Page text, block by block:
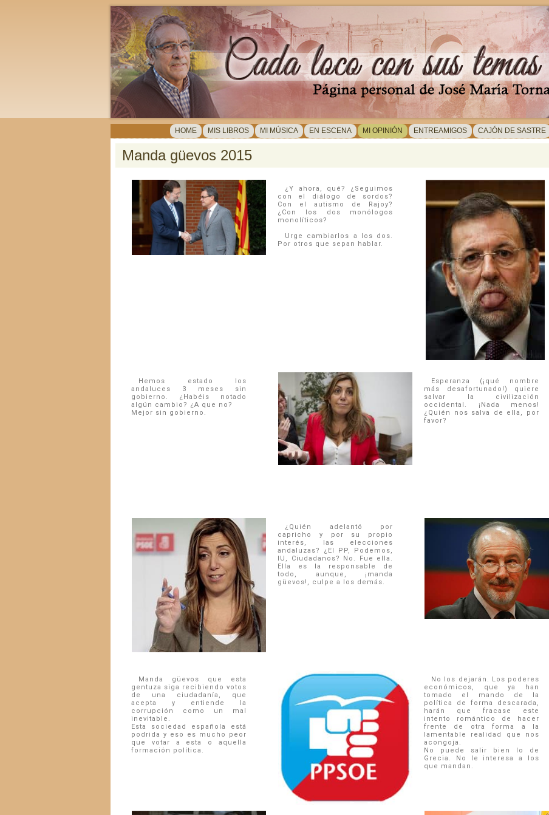
HOME MIS LIBROS MI MÚSICA EN ESCENA MI OPINIÓN ENTREAMIGOS CAJÓN DE SASTRE
Manda güevos 2015
¿Y ahora, qué? ¿Seguimos
con el diálogo de sordos?
Con el autismo de Rajoy?
¿Con los dos monólogos
monolíticos?
Urge cambiarlos a los dos.
Por otros que sepan hablar.
Hemos estado los
andaluces 3 meses sin
gobierno. ¿Habéis notado
algún cambio? ¿A que no?
Mejor sin gobierno.
Esperanza (¡qué nombre
más desafortunado!) quiere
salvar la civilización
occidental. ¡Nada menos!
¿Quién nos salva de ella, por
favor?
¿Quién adelantó por
capricho y por su propio
interés, las elecciones
andaluzas? ¿El PP, Podemos,
IU, Ciudadanos? No. Fue ella.
Ella es la responsable de
todo, aunque, ¡manda
güevos!, culpe a los demás.
Manda güevos que esta
gentuza siga recibiendo votos
de una ciudadanía, que
acepta y entiende la
corrupción como un mal
inevitable.
Esta sociedad española está
podrida y eso es mucho peor
que votar a esta o aquella
formación política.
No los dejarán. Los poderes
económicos, que ya han
tomado el mando de la
política de forma descarada,
harán que fracase este
intento romántico de hacer
frente de otra forma a la
lamentable realidad que nos
acongoja.
No puede salir bien lo de
Grecia. No le interesa a los
que mandan.